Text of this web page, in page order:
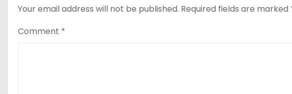
t
i
Your email address will not be published. Required fields are marked
Comment *